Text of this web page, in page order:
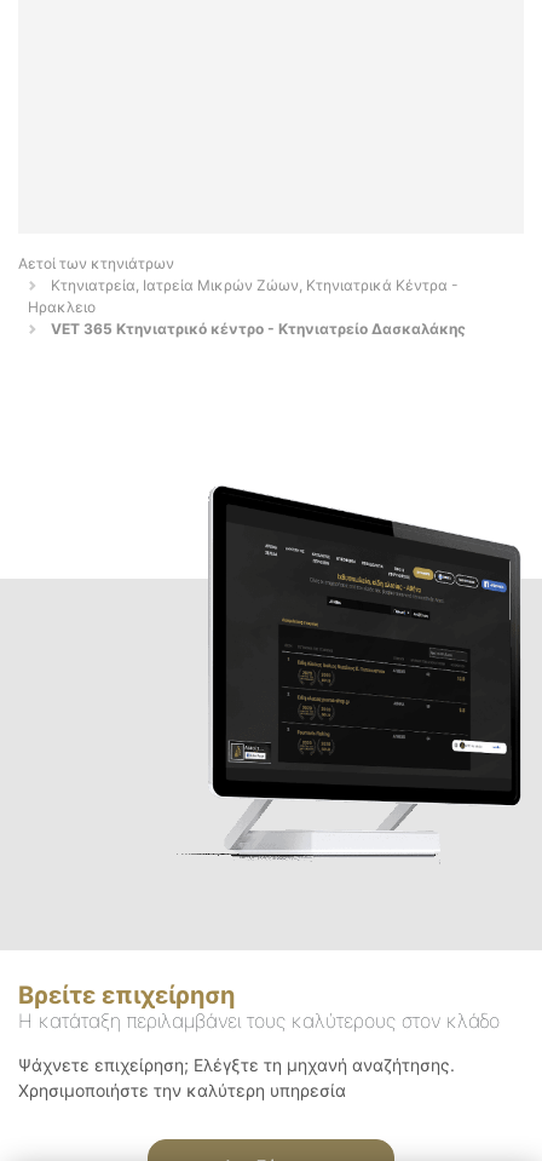
Αετοί των κτηνιάτρων
Κτηνιατρεία, Ιατρεία Μικρών Ζώων, Κτηνιατρικά Κέντρα -
Ηρακλειο
VET 365 Κτηνιατρικό κέντρο - Κτηνιατρείο Δασκαλάκης
Βρείτε επιχείρηση
Η κατάταξη περιλαμβάνει τους καλύτερους στον κλάδο
Ψάχνετε επιχείρηση; Ελέγξτε τη μηχανή αναζήτησης.
Χρησιμοποιήστε την καλύτερη υπηρεσία